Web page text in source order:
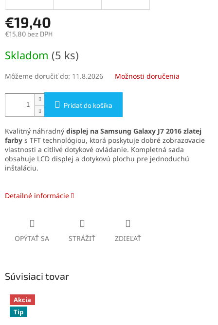
€19,40
€15,80 bez DPH
cena:
Skladom (5 ks)
Môžeme doručiť do: 11.8.2026 Možnosti doručenia
Pridať do košíka
Kvalitný náhradný displej na Samsung Galaxy J7 2016 zlatej
farby s TFT technológiou, ktorá poskytuje dobré zobrazovacie
vlastnosti a citlivé dotykové ovládanie. Kompletná sada
obsahuje LCD displej a dotykovú plochu pre jednoduchú
inštaláciu.
Detailné informácie
OPÝTAŤ SA STRÁŽIŤ ZDIEĽAŤ
Súvisiaci tovar
Akcia
Tip